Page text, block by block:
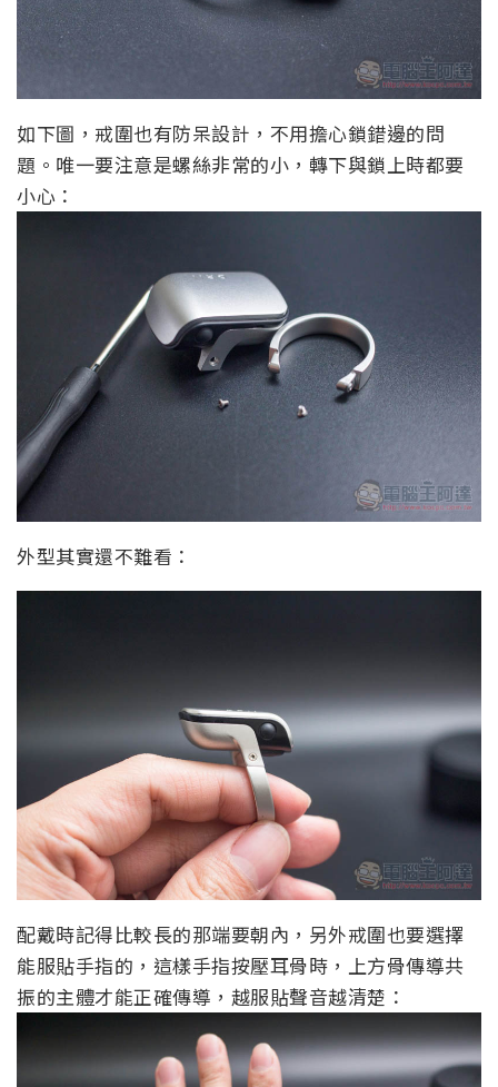
如下圖，戒圍也有防呆設計，不用擔心鎖錯邊的問
題。唯一要注意是螺絲非常的小，轉下與鎖上時都要
小心：
外型其實還不難看：
配戴時記得比較長的那端要朝內，另外戒圍也要選擇
能服貼手指的，這樣手指按壓耳骨時，上方骨傳導共
振的主體才能正確傳導，越服貼聲音越清楚：